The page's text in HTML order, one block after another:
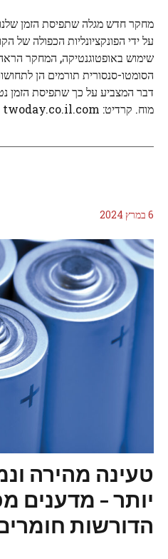
מחקר חדש מגלה שתפיסת הזמן
על ידי הפונקציונליות הכפולה של
שימוש באופטוגנטיקה, המחקר
הסומטו-סנסורית תורמים הן
דבר המצביע על כך שתפיסת הזמן
מוח. קרדיט: twoday.co.il.com חוויות ...
6 במרץ 2024
טעינה מהירה
יותר – מדענים
הדורשות